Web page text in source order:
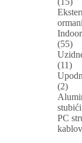
(55)
(11)
(2)
PC